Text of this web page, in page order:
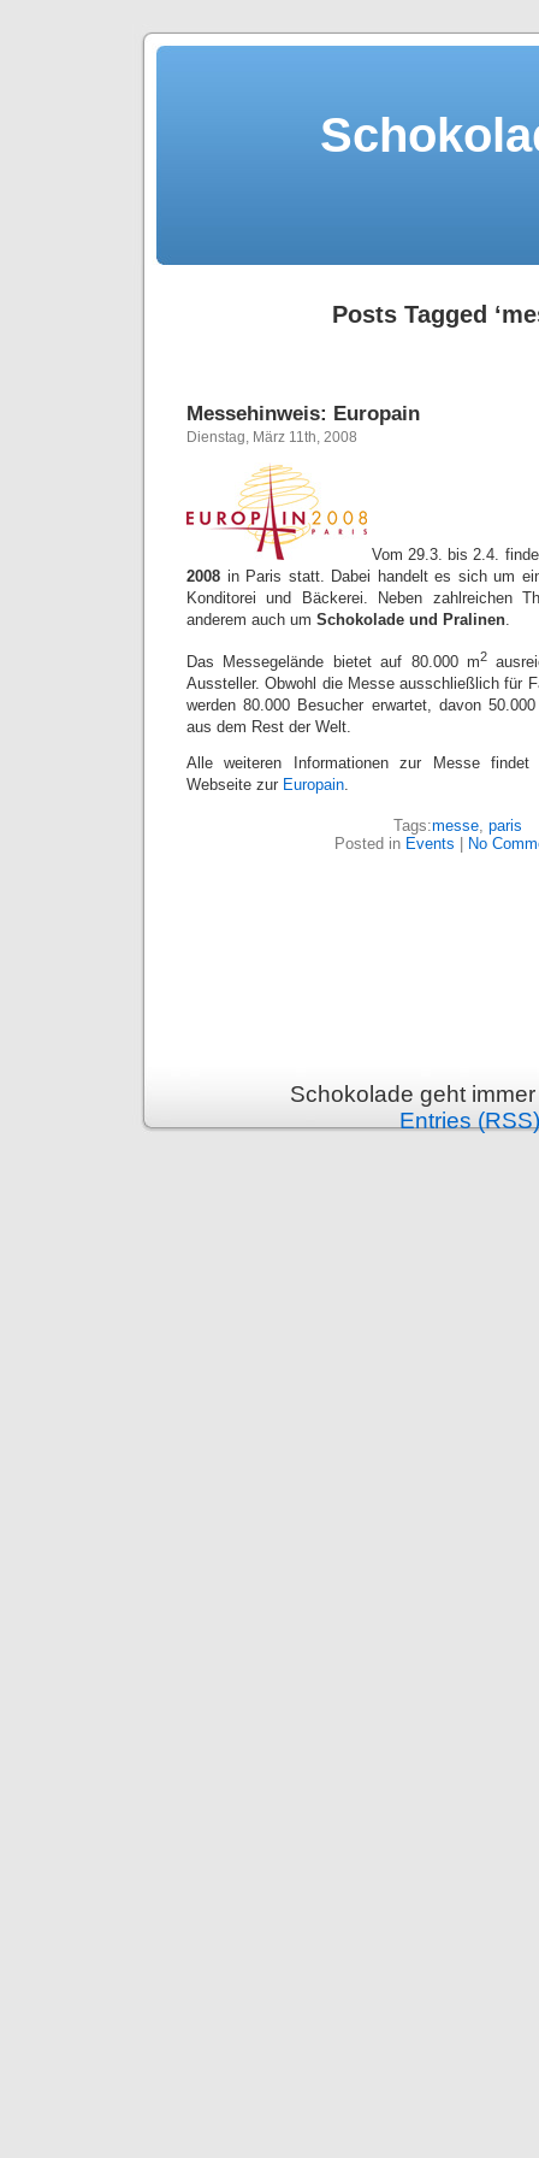
Posts Tagged
Messehinweis: Europain
Dienstag, März 11th, 2008
Vom 29.3. bis 2.4.
2008 in Paris statt. Dabei handelt es sich um
Konditorei und Bäckerei. Neben zahlreichen
anderem auch um Schokolade und Pralinen.
Das Messegelände bietet auf 80.000 m2
Aussteller. Obwohl die Messe ausschließlich für
werden 80.000 Besucher erwartet, davon
aus dem Rest der Welt.
Alle weiteren Informationen zur Messe
Webseite zur Europain.
Tags:messe, paris
Posted in Events No
Schokolade geht
Entries (RSS)